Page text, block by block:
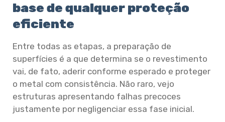
base de qualquer proteção
eficiente
Entre todas as etapas, a preparação de
superfícies é a que determina se o revestimento
vai, de fato, aderir conforme esperado e proteger
o metal com consistência. Não raro, vejo
estruturas apresentando falhas precoces
justamente por negligenciar essa fase inicial.